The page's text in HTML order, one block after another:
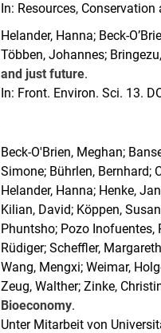
In: Resources,
Helander, Hanna; Beck-
Többen, Johannes;
and just future.
In: Front. Environ. Sci. 13.
Beck-O'Brien, Meghan;
Simone; Bührlen, Bernhard;
Helander, Hanna; Henke,
Kilian, David; Köppen,
Phuntsho; Pozo Inofuentes,
Rüdiger; Scheffler,
Wang, Mengxi; Weimar,
Zeug, Walther; Zinke,
Bioeconomy.
Unter Mitarbeit von